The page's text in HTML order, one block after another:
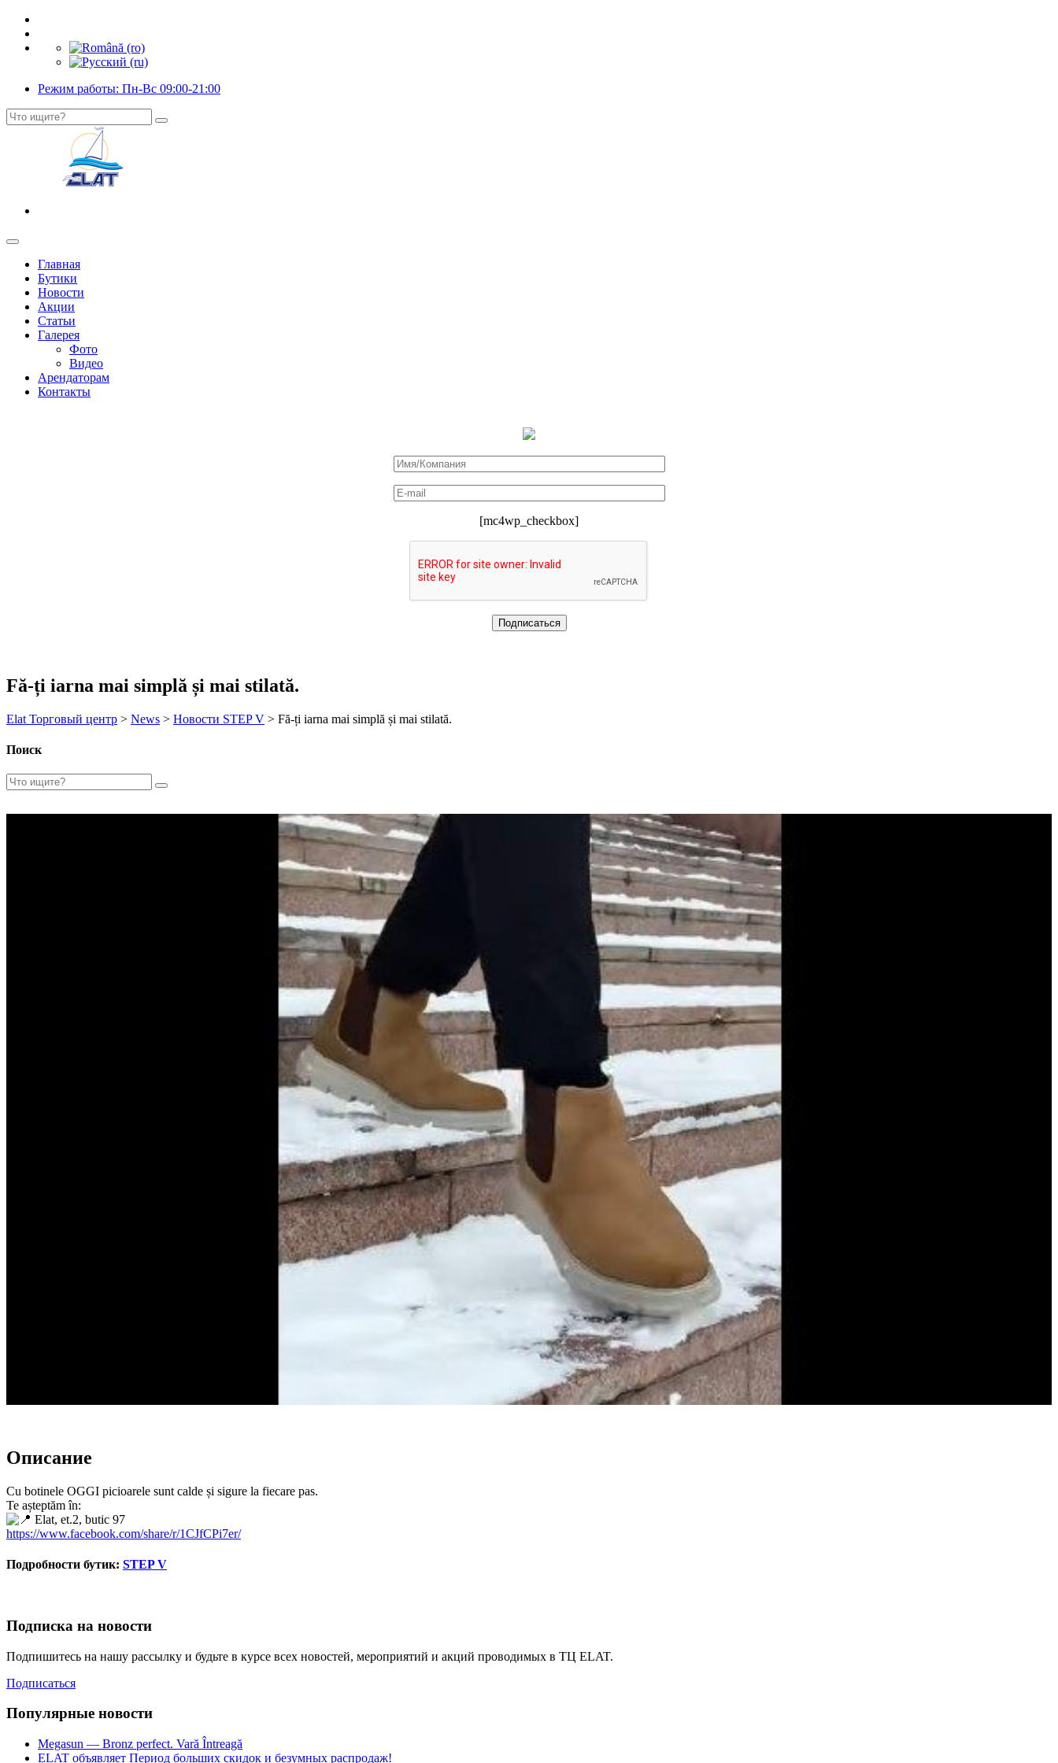
Режим работы: Пн-Вс 09:00-21:00
Главная
Бутики
Новости
Акции
Статьи
Галерея
Фото
Видео
Арендаторам
Контакты
[mc4wp_checkbox]
Fă-ți iarna mai simplă și mai stilată.
Elat Торговый центр > News > Новости STEP V > Fă-ți iarna mai simplă și mai stilată.
Поиск
Описание
Cu botinele OGGI picioarele sunt calde și sigure la fiecare pas.
Te așteptăm în:
Elat, et.2, butic 97
https://www.facebook.com/share/r/1CJfCPi7er/
Подробности бутик: STEP V
Подписка на новости
Подпишитесь на нашу рассылку и будьте в курсе всех новостей, мероприятий и акций проводимых в ТЦ ELAT.
Подписаться
Популярные новости
Megasun — Bronz perfect. Vară Întreagă
ELAT объявляет Период больших скидок и безумных распродаж!